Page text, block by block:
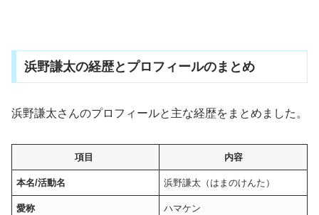
浜野謙太の経歴とプロフィールのまとめ
浜野謙太さんのプロフィールと主な経歴をまとめました。
項目 内容
本名/活動名 浜野謙太（はまのけんた）
愛称 ハマケン